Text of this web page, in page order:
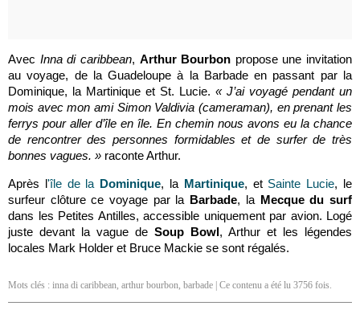
Avec Inna di caribbean, Arthur Bourbon propose une invitation
au voyage, de la Guadeloupe à la Barbade en passant par la
Dominique, la Martinique et St. Lucie. « J’ai voyagé pendant un
mois avec mon ami Simon Valdivia (cameraman), en prenant les
ferrys pour aller d’île en île. En chemin nous avons eu la chance
de rencontrer des personnes formidables et de surfer de très
bonnes vagues. » raconte Arthur.
Après l'île de la Dominique, la Martinique, et Sainte Lucie, le
surfeur clôture ce voyage par la Barbade, la Mecque du surf
dans les Petites Antilles, accessible uniquement par avion. Logé
juste devant la vague de Soup Bowl, Arthur et les légendes
locales Mark Holder et Bruce Mackie se sont régalés.
Mots clés : inna di caribbean, arthur bourbon, barbade | Ce contenu a été lu 3756 fois.